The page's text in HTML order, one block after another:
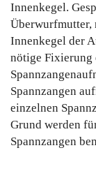
Innenkegel.
Überwurfmutter,
Innenkegel der
nötige Fixierung
Spannzangen
einzelnen
Grund werden
Spannzangen